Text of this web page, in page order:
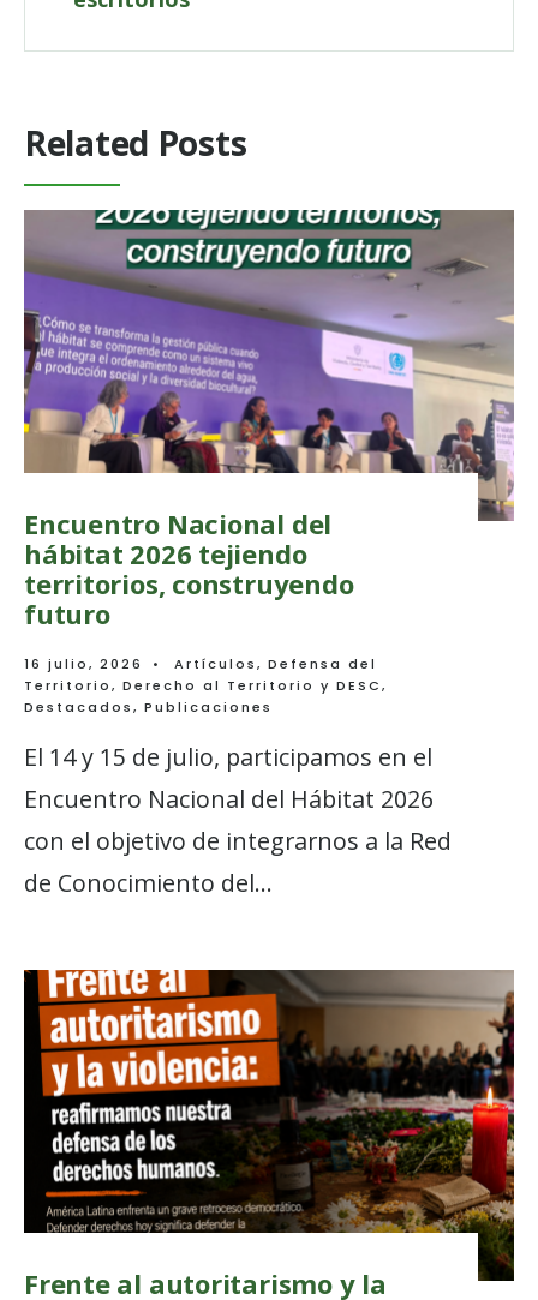
Related Posts
Encuentro Nacional del
hábitat 2026 tejiendo
territorios, construyendo
futuro
16 julio, 2026 • Artículos, Defensa del
Territorio, Derecho al Territorio y DESC,
Destacados, Publicaciones
El 14 y 15 de julio, participamos en el
Encuentro Nacional del Hábitat 2026
con el objetivo de integrarnos a la Red
de Conocimiento del...
Frente al autoritarismo y la